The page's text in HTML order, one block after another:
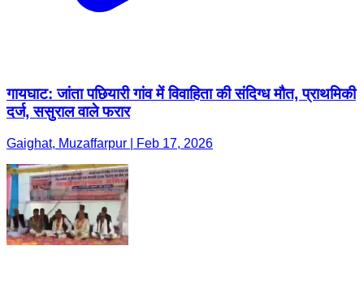
गायघाट: जांता पछियारी गांव में विवाहिता की संदिग्ध मौत, प्राथमिकी
दर्ज, ससुराल वाले फरार
Gaighat, Muzaffarpur | Feb 17, 2026